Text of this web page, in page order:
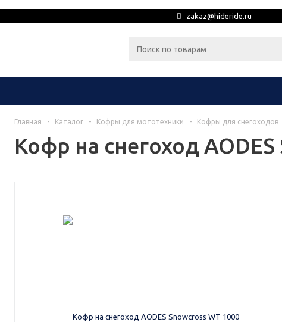
zakaz@hideride.ru
Главная - Каталог - Кофры для мототехники - Кофры для снегоходов
Кофр на снегоход